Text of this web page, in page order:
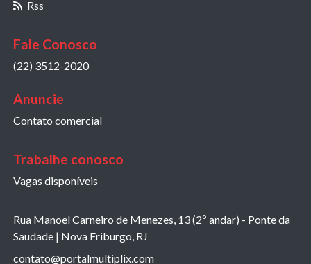
Rss
Fale Conosco
(22) 3512-2020
Anuncie
Contato comercial
Trabalhe conosco
Vagas disponíveis
Rua Manoel Carneiro de Menezes, 13 (2º andar) - Ponte da
Saudade | Nova Friburgo, RJ
contato@portalmultiplix.com